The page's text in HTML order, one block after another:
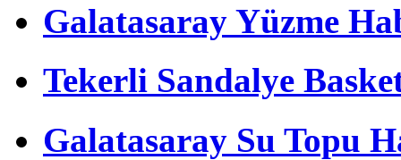
Galatasaray Yüzme
Tekerli Sandalye
Galatasaray Su Topu